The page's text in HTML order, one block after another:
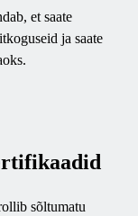
et saate
ja saate
sõltumatu